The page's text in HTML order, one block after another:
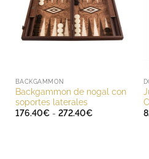
BACKGAMMON
Backgammon de nogal con
soportes laterales
176.40€ - 272.40€Rango